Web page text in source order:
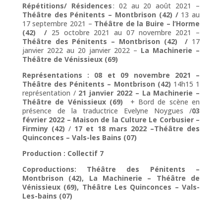
Répétitions/ Résidences: 02 au 20 août 2021 –
Théâtre des Pénitents – Montbrison (42) / 13 au
17 septembre 2021 – Théâtre de la Buire – l’Horme
(42) / 25 octobre 2021 au 07 novembre 2021 –
Théâtre des Pénitents – Montbrison (42) / 17
janvier 2022 au 20 janvier 2022 – La Machinerie –
Théâtre de Vénissieux (69)
Représentations : 08 et 09 novembre 2021 –
Théâtre des Pénitents – Montbrison (42) 14h15 1
représentation / 21 janvier 2022 – La Machinerie –
Théâtre de Vénissieux (69) + Bord de scène en
présence de la traductrice Evelyne Noygues /03
février 2022 – Maison de la Culture Le Corbusier –
Firminy (42) / 17 et 18 mars 2022 –Théâtre des
Quinconces – Vals-les Bains (07)
Production : Collectif 7
Coproductions: Théâtre des Pénitents –
Montbrison (42), La Machinerie – Théâtre de
Vénissieux (69), Théâtre Les Quinconces – Vals-
Les-bains (07)